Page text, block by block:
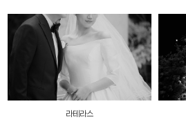
라테라스